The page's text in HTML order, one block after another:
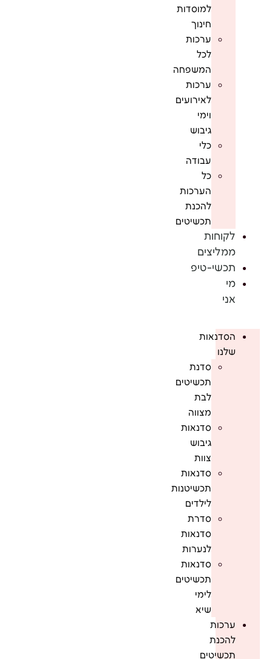
למוסדות
חינוך
ערכות
לכל
המשפחה
ערכות
לאירועים
וימי
גיבוש
כלי
עבודה
כל
הערכות
להכנת
תכשיטים
לקוחות
ממליצים
תכשי-טיפ
מי
אני
הסדנאות
שלנו
סדנת
תכשיטים
לבת
מצווה
סדנאות
גיבוש
צוות
סדנאות
תכשיטנות
לילדים
סדרת
סדנאות
לנערות
סדנאות
תכשיטים
לימי
שיא
ערכות
להכנת
תכשיטים